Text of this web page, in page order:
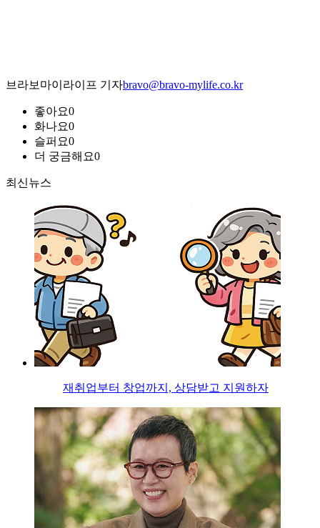
브라보마이라이프 기자bravo@bravo-mylife.co.kr
좋아요0
화나요0
슬퍼요0
더 궁금해요0
최신뉴스
재취업부터 창업까지, 상담받고 지원하자